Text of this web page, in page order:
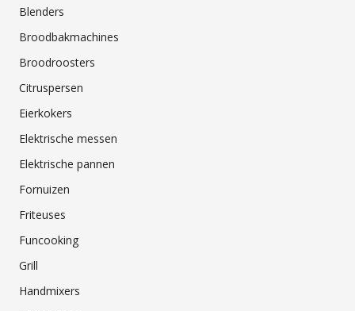
Blenders
Broodbakmachines
Broodroosters
Citruspersen
Eierkokers
Elektrische messen
Elektrische pannen
Fornuizen
Friteuses
Funcooking
Grill
Handmixers